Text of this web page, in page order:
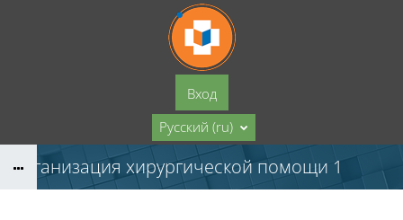
Перейти к основному содержанию
Вход
Русский ‎(ru)‎
Организация хирургической помощи 1